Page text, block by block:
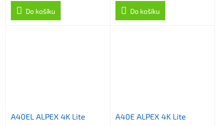
Do košíku
Do košíku
A40EL ALPEX 4K Lite A40E ALPEX 4K Lite